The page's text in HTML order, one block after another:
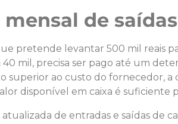
de
pretende levantar 500 mil reais
mil, precisa ser pago até um
superior ao custo do fornecedor,
disponível em caixa é suficiente
de entradas e saídas de